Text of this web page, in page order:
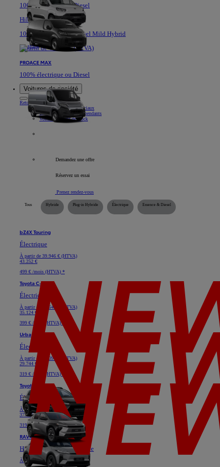
100% électrique ou Diesel
Hilux
100% Electrique ou Diesel Mild Hybrid
A partir de 40.361 € (HTVA)
PROACE MAX
100% électrique ou Diesel
Voitures de société
RetourÉlément
Nos véhicules commerciaux
Informations pour indépendants
Voitures société de stock
Demandez une offre
Réservez un essai
Prenez rendez-vous
Tous Hybride Plug-in Hybride Électrique Essence & Diesel
bZ4X Touring
Électrique
À partir de 39.946 € (HTVA)
43.252 €
499 € /mois (HTVA) *
Toyota C-HR+
Électrique
À partir de
32.645 € (HTVA)
35.124 €
399 € /mois (HTVA) *
Urban Cruiser
Électrique
À partir de
28.091 € (HTVA)
29.744 €
319 € /mois (HTVA) *
Toyota bZ4X
Électrique
À partir de
33.719 € (HTVA)
37.025 €
319 € /mois (HTVA) *
RAV4
Hybride ou Plug-in Hybride
À partir de40.628 € (HTVA)